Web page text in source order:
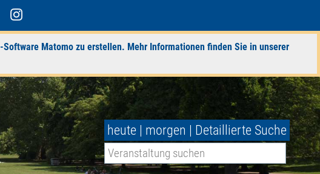
Matomo zu erstellen. Mehr Informationen finden Sie in unserer
heute | morgen | Detaillierte Suche